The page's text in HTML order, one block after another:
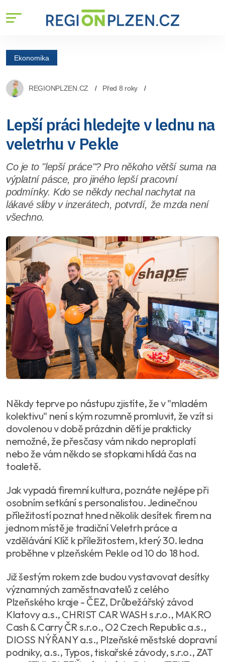
Ekonomika
REGIONPLZEN.CZ Před 8 roky
Lepší práci hledejte v lednu na
veletrhu v Pekle
Co je to "lepší práce"? Pro někoho větší suma na
výplatní pásce, pro jiného lepší pracovní
podmínky. Kdo se někdy nechal nachytat na
lákavé sliby v inzerátech, potvrdí, že mzda není
všechno.
Někdy teprve po nástupu zjistíte, že v "mladém
kolektivu" není s kým rozumně promluvit, že vzít si
dovolenou v době prázdnin dětí je prakticky
nemožné, že přesčasy vám nikdo neproplatí
nebo že vám někdo se stopkami hlídá čas na
toaletě.
Jak vypadá firemní kultura, poznáte nejlépe při
osobním setkání s personalistou. Jedinečnou
příležitostí poznat hned několik desítek firem na
jednom místě je tradiční Veletrh práce a
vzdělávání Klíč k příležitostem, který 30. ledna
proběhne v plzeňském Pekle od 10 do 18 hod.
Již šestým rokem zde budou vystavovat desítky
významných zaměstnavatelů z celého
Plzeňského kraje - ČEZ, Drůbežářský závod
Klatovy a.s., CHRIST CAR WASH s.r.o., MAKRO
Cash & Carry ČR s.r.o., O2 Czech Republic a.s.,
DIOSS NÝŘANY a.s., Plzeňské městské dopravní
podniky, a.s., Typos, tiskařské závody, s.r.o., ZAT